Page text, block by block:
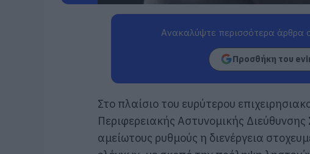
Ανακαλύψτε περισσότερα άρθρα
Προσθήκη του
Στο πλαίσιο του ευρύτερου
Περιφερειακής Αστυνομικής
αμείωτους ρυθμούς η διενέργεια